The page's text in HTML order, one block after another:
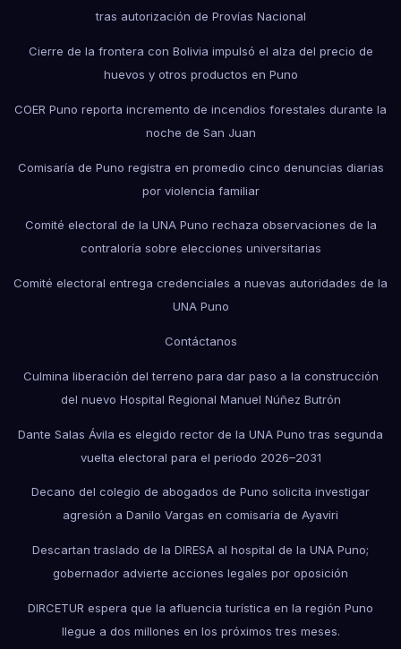
tras autorización de Provías Nacional
Cierre de la frontera con Bolivia impulsó el alza del precio de
huevos y otros productos en Puno
COER Puno reporta incremento de incendios forestales durante la
noche de San Juan
Comisaría de Puno registra en promedio cinco denuncias diarias
por violencia familiar
Comité electoral de la UNA Puno rechaza observaciones de la
contraloría sobre elecciones universitarias
Comité electoral entrega credenciales a nuevas autoridades de la
UNA Puno
Contáctanos
Culmina liberación del terreno para dar paso a la construcción
del nuevo Hospital Regional Manuel Núñez Butrón
Dante Salas Ávila es elegido rector de la UNA Puno tras segunda
vuelta electoral para el periodo 2026–2031
Decano del colegio de abogados de Puno solicita investigar
agresión a Danilo Vargas en comisaría de Ayaviri
Descartan traslado de la DIRESA al hospital de la UNA Puno;
gobernador advierte acciones legales por oposición
DIRCETUR espera que la afluencia turística en la región Puno
llegue a dos millones en los próximos tres meses.